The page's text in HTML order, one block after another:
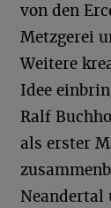
von den
Metzgerei
Weitere
Idee
Ralf
als erster
Neandertal